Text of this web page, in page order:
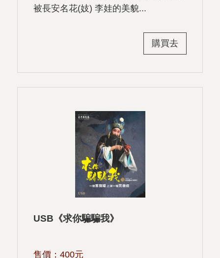
被長安名花(妓) 李娃的美貌...
購買去
USB《求你騙騙我》
售價： 400元